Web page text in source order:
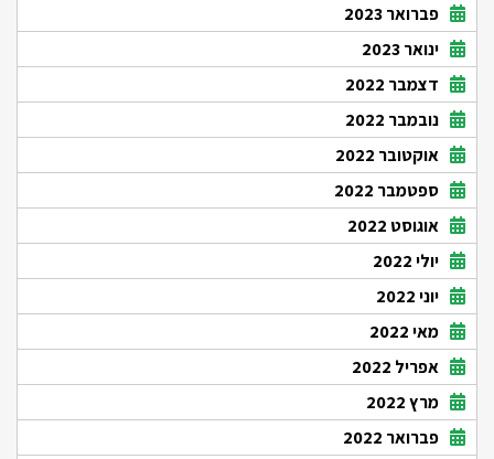
פברואר 2023
ינואר 2023
דצמבר 2022
נובמבר 2022
אוקטובר 2022
ספטמבר 2022
אוגוסט 2022
יולי 2022
יוני 2022
מאי 2022
אפריל 2022
מרץ 2022
פברואר 2022